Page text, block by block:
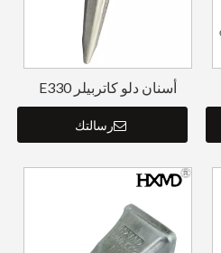
أسنان دلو كاتربيلر E330
9W8452TL 1U3452TL
رسالتك